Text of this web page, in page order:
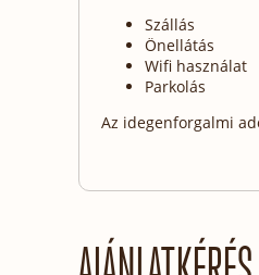
Szállás
Önellátás
Wifi használat
Parkolás
Az idegenforgalmi